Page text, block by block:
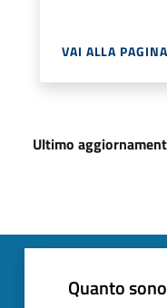
VAI ALLA PAGINA
Ultimo
Quanto